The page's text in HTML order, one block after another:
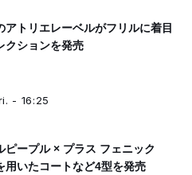
アトリエレーベルがフリルに着目
クションを発売
- 16:25
ピープル × プラス フェニック
いたコートなど4型を発売